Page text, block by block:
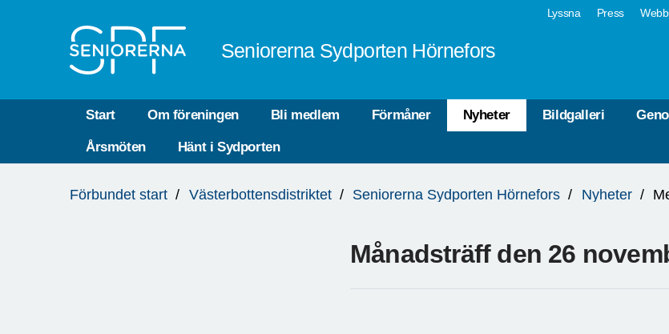
Lyssna Press
Seniorerna Sydporten Hörnefors
Start Om föreningen Bli medlem Förmåner Nyheter Bildgalleri
Årsmöten Hänt i Sydporten
är
Förbundet start Västerbottensdistriktet Seniorerna Sydporten Hörnefors Nyheter
Månadsträff den 26